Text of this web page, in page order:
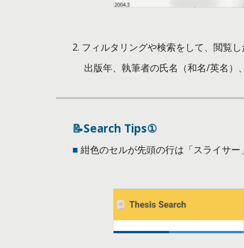
2. フィルタリングや検索をして、閲覧
出版年、執筆者の氏名（和名/英名）
📝Search Tips①
■ 紺色のセルが先頭の行は「スライサ